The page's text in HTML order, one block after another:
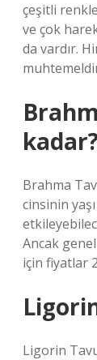
çeşitli
ve çok
da vardır.
Brahma
cinsinin
Ancak
için fiyatlar
Ligorin